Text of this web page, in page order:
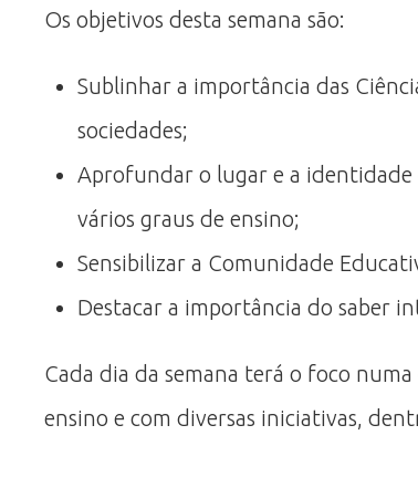
Os objetivos desta semana são:
Sublinhar a importância das
sociedades;
Aprofundar o lugar e a identidade
vários graus de ensino;
Sensibilizar a Comunidade
Destacar a importância do saber
Cada dia da semana terá o foco
ensino e com diversas iniciativas,